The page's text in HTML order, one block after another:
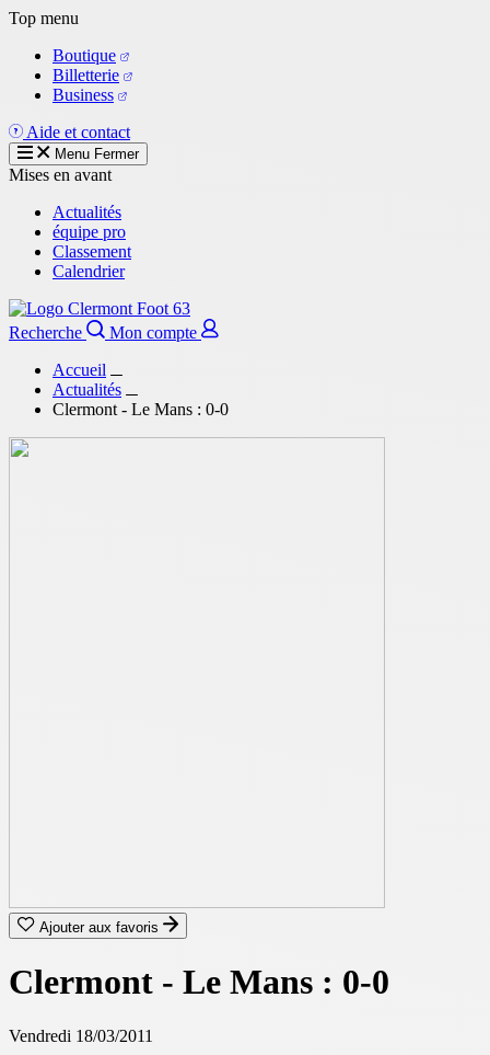
Aller
contenu
principal
Top menu
Boutique
Billetterie
Business
Aide et contact
Menu Fermer
Mises en avant
Actualités
équipe pro
Classement
Calendrier
Recherche
Mon compte
Accueil
Actualités
Clermont - Le Mans : 0-0
Ajouter aux favoris
Clermont - Le Mans : 0-0
Vendredi 18/03/2011